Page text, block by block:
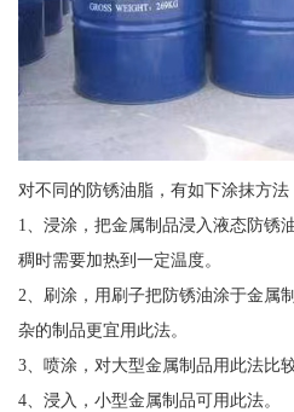
对不同的防锈油脂，有如下涂抹方法
1、浸涂，把金属制品浸入液态防锈
稠时需要加热到一定温度。
2、刷涂，用刷子把防锈油涂于金属
杂的制品更宜用此法。
3、喷涂，对大型金属制品用此法比
4、浸入，小型金属制品可用此法。